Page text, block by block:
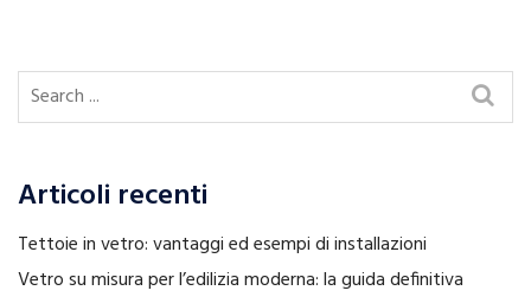
Articoli recenti
Tettoie in vetro: vantaggi ed esempi di installazioni
Vetro su misura per l’edilizia moderna: la guida definitiva